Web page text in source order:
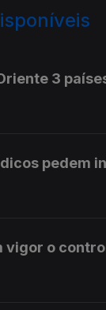
3
pedem
vigor o